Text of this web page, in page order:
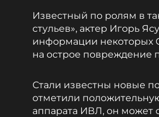
Известный по ролям в
стульев», актер Игорь
информации некоторых
на острое повреждение
Стали известны новые
отметили
аппарата ИВЛ, он может